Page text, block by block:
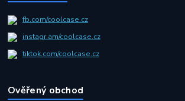
fb.com/coolcase.cz
instagr.am/coolcase.cz
tiktok.com/coolcase.cz
Ověřený obchod